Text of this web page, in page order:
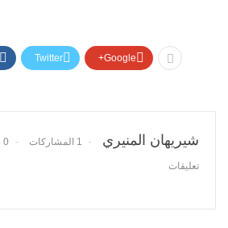
Twitter Google+
شيريهان المنيري 1 المشاركات 0
تعليقات